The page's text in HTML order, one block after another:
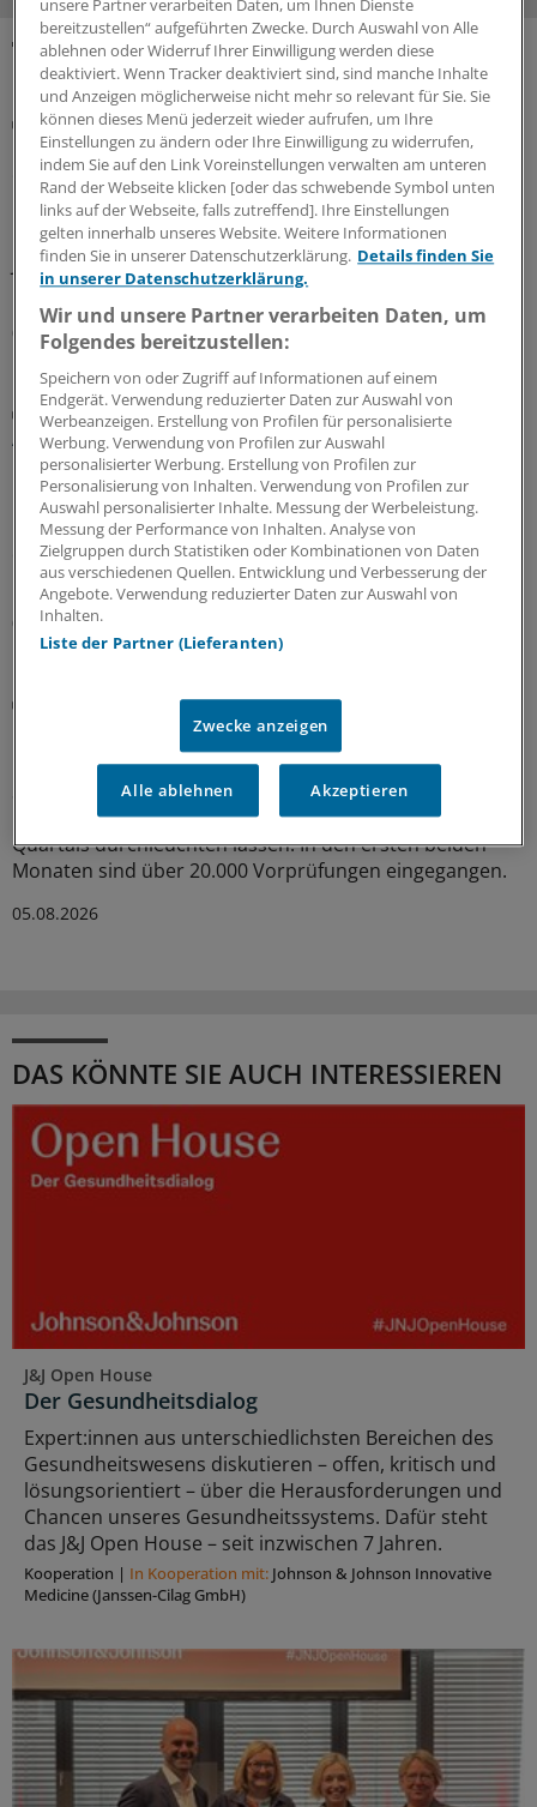
MEHR ZUM THEMA
Abrechnung
KV Rheinland-Pfalz rät prophylaktisch weiterhin
ePA-Befüllung abzurechnen
Honorar für ePA-Befüllung ist seit August Geschichte.
Nicht so bei den Zahnärzten, die dürfen noch bis
Jahresende. Das wollen KBV und KVen auch erreichen.
Doch hier gilt: Nur wer schreibt, der bleibt!
07.08.2026
G-BA / Innovationsfonds
App-basiertes Monitoring hilft Frauen mit
metastasiertem Brustkrebs
Der Innovationsausschuss beim Gemeinsamen
Bundesausschuss empfiehlt das Projekt „PRO B“ für
einen Transfer in die Regelversorgung. Drei
Krankenkassen wollen dies schon vorher anbieten.
07.08.2026
Honorarabrechnung: Digitale Vorprüfung wird in
Nordrhein rege genutzt
Seit Juni können nun auch Ärztinnen und Ärzte in
Nordrhein ihre Honorarabrechnungen während des
Quartals durchleuchten lassen. In den ersten beiden
Monaten sind über 20.000 Vorprüfungen eingegangen.
05.08.2026
DAS KÖNNTE SIE AUCH INTERESSIEREN
J&J Open House
Der Gesundheitsdialog
Expert:innen aus unterschiedlichsten Bereichen des
Gesundheitswesens diskutieren – offen, kritisch und
lösungsorientiert – über die Herausforderungen und
Chancen unseres Gesundheitssystems. Dafür steht
das J&J Open House – seit inzwischen 7 Jahren.
Kooperation | In Kooperation mit: Johnson & Johnson Innovative
Medicine (Janssen-Cilag GmbH)
unsere Partner verarbeiten Daten, um Ihnen Dienste
bereitzustellen“ aufgeführten Zwecke. Durch Auswahl von Alle
ablehnen oder Widerruf Ihrer Einwilligung werden diese
deaktiviert. Wenn Tracker deaktiviert sind, sind manche Inhalte
und Anzeigen möglicherweise nicht mehr so relevant für Sie. Sie
können dieses Menü jederzeit wieder aufrufen, um Ihre
Einstellungen zu ändern oder Ihre Einwilligung zu widerrufen,
indem Sie auf den Link Voreinstellungen verwalten am unteren
Rand der Webseite klicken [oder das schwebende Symbol unten
links auf der Webseite, falls zutreffend]. Ihre Einstellungen
gelten innerhalb unseres Website. Weitere Informationen
finden Sie in unserer Datenschutzerklärung. Details finden Sie
in unserer Datenschutzerklärung.
Wir und unsere Partner verarbeiten Daten, um
Folgendes bereitzustellen:
Speichern von oder Zugriff auf Informationen auf einem
Endgerät. Verwendung reduzierter Daten zur Auswahl von
Werbeanzeigen. Erstellung von Profilen für personalisierte
Werbung. Verwendung von Profilen zur Auswahl
personalisierter Werbung. Erstellung von Profilen zur
Personalisierung von Inhalten. Verwendung von Profilen zur
Auswahl personalisierter Inhalte. Messung der Werbeleistung.
Messung der Performance von Inhalten. Analyse von
Zielgruppen durch Statistiken oder Kombinationen von Daten
aus verschiedenen Quellen. Entwicklung und Verbesserung der
Angebote. Verwendung reduzierter Daten zur Auswahl von
Inhalten.
Liste der Partner (Lieferanten)
Zwecke anzeigen
Alle ablehnen Akzeptieren